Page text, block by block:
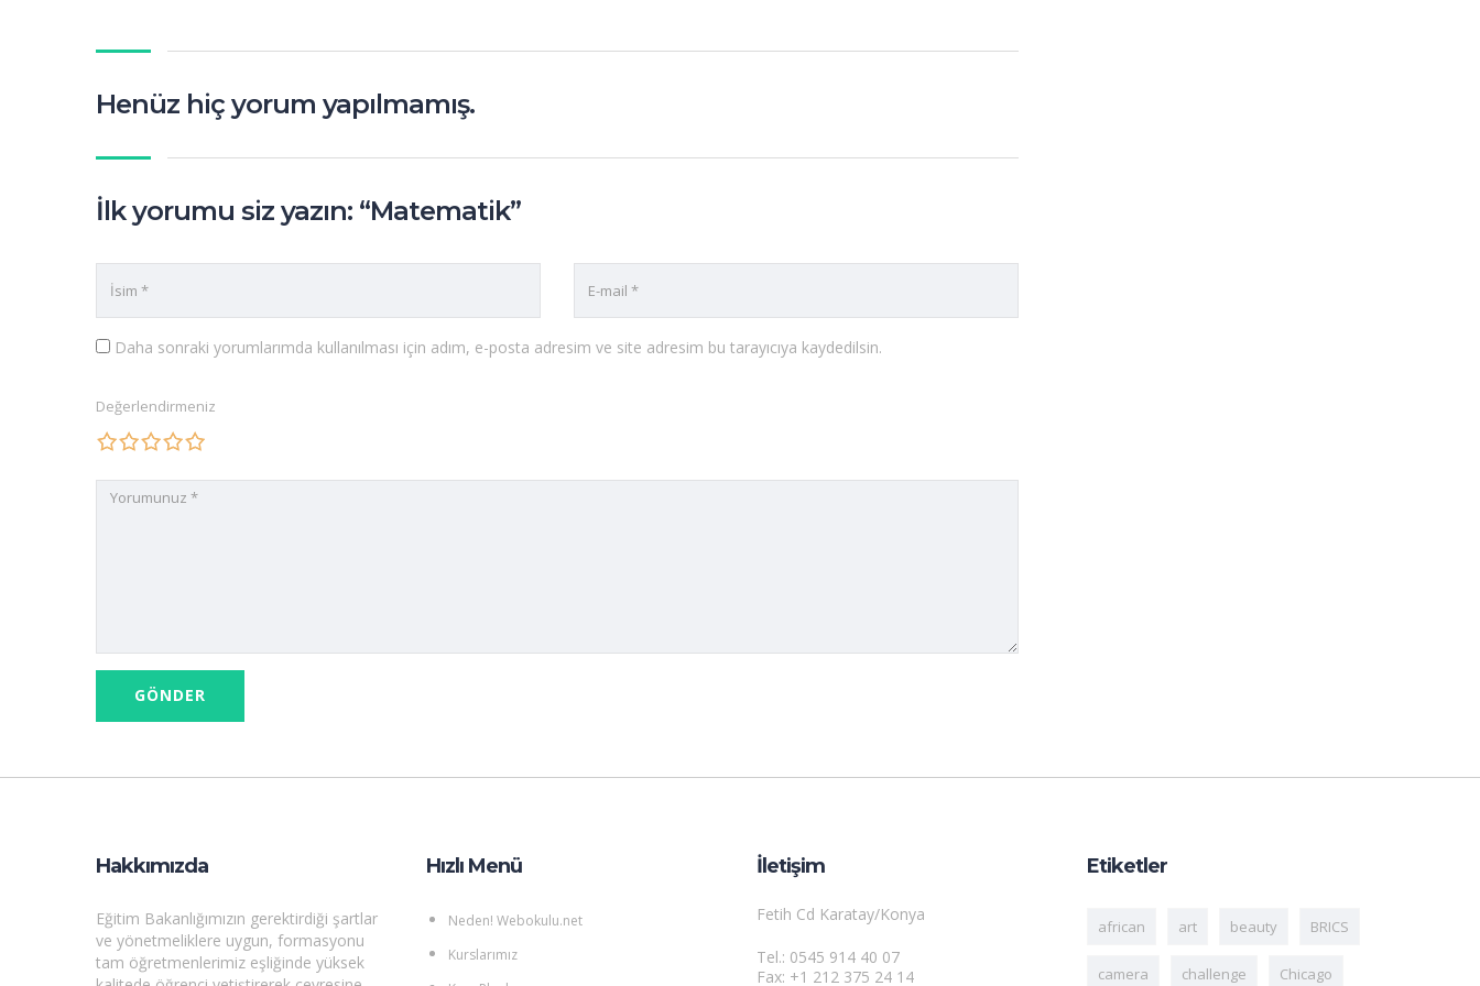
Henüz hiç yorum yapılmamış.
İlk yorumu siz yazın: “Matematik”
Daha sonraki yorumlarımda kullanılması için adım, e-posta adresim ve site adresim bu tarayıcıya kaydedilsin.
Değerlendirmeniz
Hakkımızda
Eğitim Bakanlığımızın gerektirdiği şartlar
ve yönetmeliklere uygun, formasyonu
tam öğretmenlerimiz eşliğinde yüksek
Hızlı Menü
Neden! Webokulu.net
Kurslarımız
İletişim
Fetih Cd Karatay/Konya
Tel.: 0545 914 40 07
Fax: +1 212 375 24 14
Etiketler
african art beauty BRICS
camera challenge Chicago